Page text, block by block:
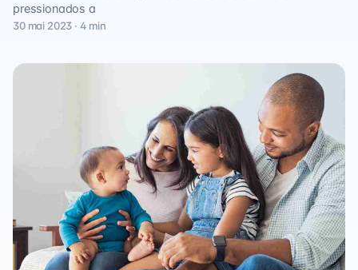
pressionados a
30 mai 2023 · 4 min